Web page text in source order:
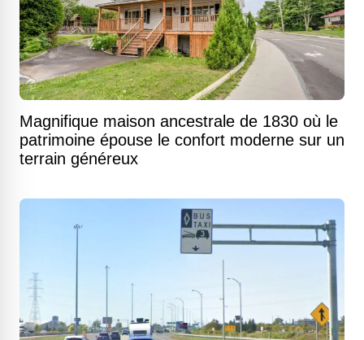
Magnifique maison ancestrale de 1830 où le
patrimoine épouse le confort moderne sur un
terrain généreux